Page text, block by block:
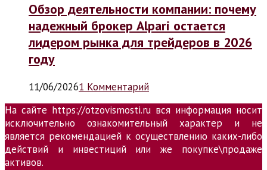
Обзор деятельности компании: почему
надежный брокер Alpari остается
лидером рынка для трейдеров в 2026
году
11/06/20261 Комментарий
На сайте https://otzovismosti.ru вся информация носит
исключительно ознакомительный характер и не
является рекомендацией к осуществлению каких-либо
действий и инвестиций или же покупке\продаже
активов.